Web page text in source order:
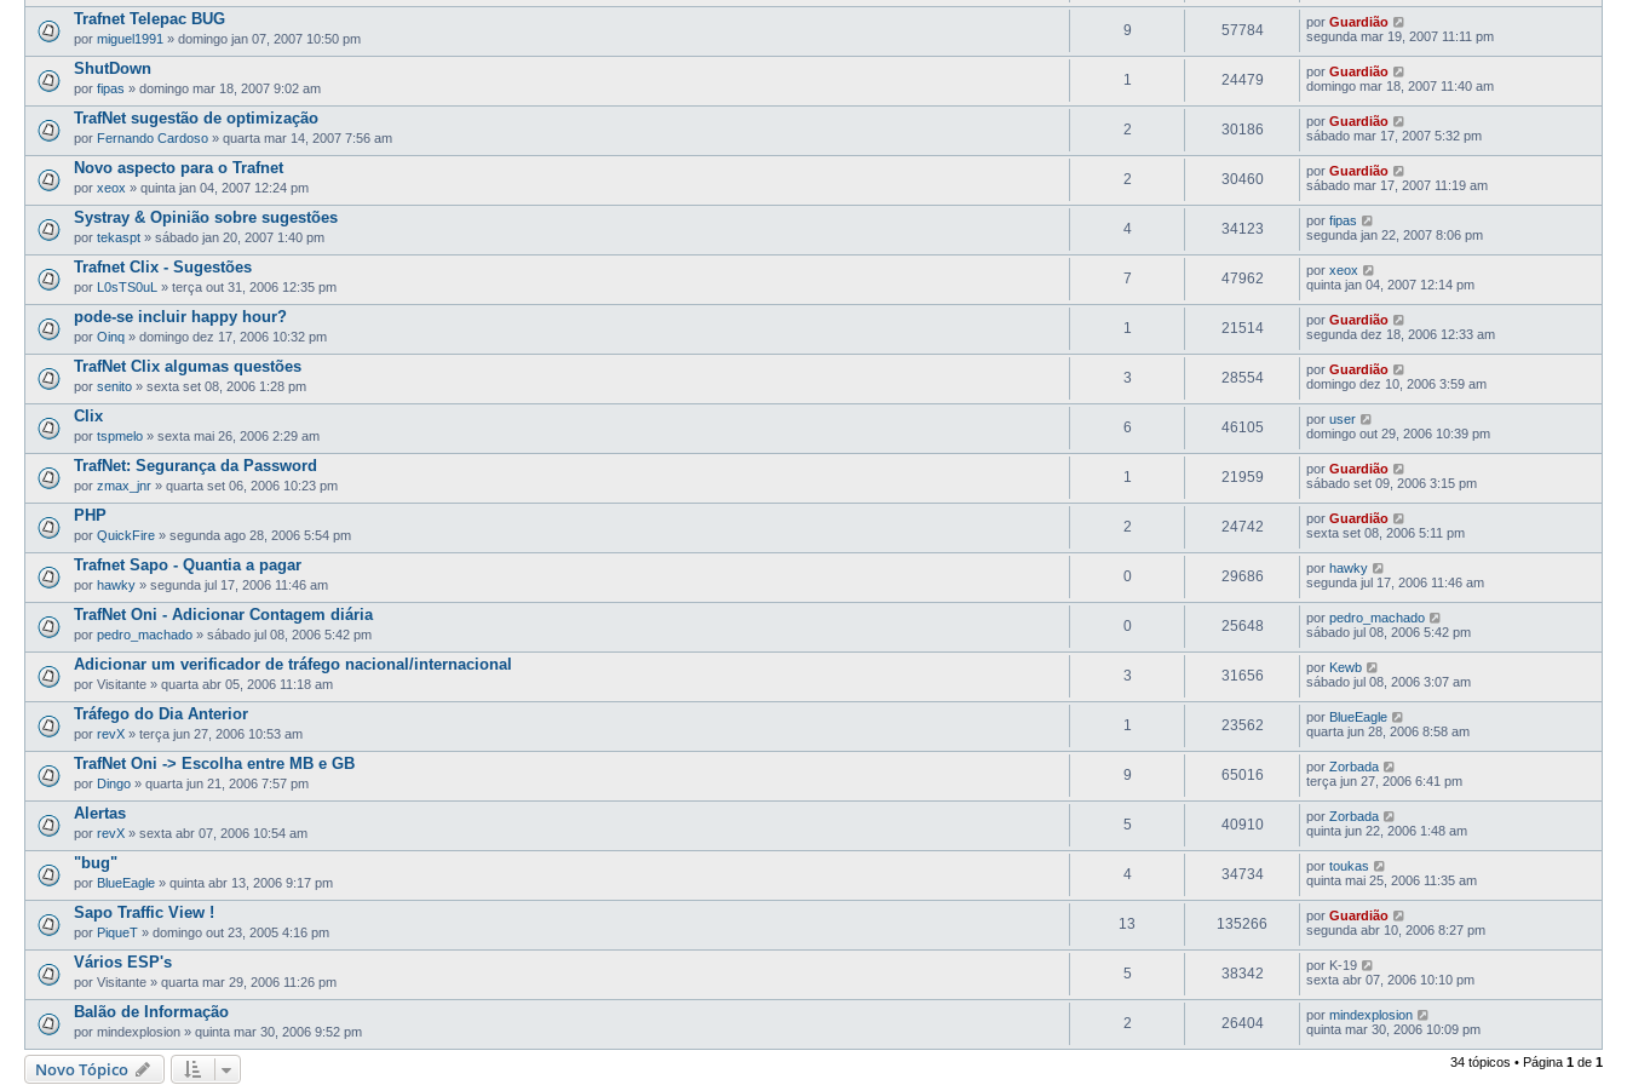
Trafnet Telepac BUG
por miguel1991 » domingo jan 07, 2007 10:50 pm
9 57784 por Guardião
segunda mar 19, 2007 11:11 pm
ShutDown
por fipas » domingo mar 18, 2007 9:02 am
1 24479 por Guardião
domingo mar 18, 2007 11:40 am
TrafNet sugestão de optimização
por Fernando Cardoso » quarta mar 14, 2007 7:56 am
2 30186 por Guardião
sábado mar 17, 2007 5:32 pm
Novo aspecto para o Trafnet
por xeox » quinta jan 04, 2007 12:24 pm
2 30460 por Guardião
sábado mar 17, 2007 11:19 am
Systray & Opinião sobre sugestões
por tekaspt » sábado jan 20, 2007 1:40 pm
4 34123 por fipas
segunda jan 22, 2007 8:06 pm
Trafnet Clix - Sugestões
por L0sTS0uL » terça out 31, 2006 12:35 pm
7 47962 por xeox
quinta jan 04, 2007 12:14 pm
pode-se incluir happy hour?
por Oinq » domingo dez 17, 2006 10:32 pm
1 21514 por Guardião
segunda dez 18, 2006 12:33 am
TrafNet Clix algumas questões
por senito » sexta set 08, 2006 1:28 pm
3 28554 por Guardião
domingo dez 10, 2006 3:59 am
Clix
por tspmelo » sexta mai 26, 2006 2:29 am
6 46105 por user
domingo out 29, 2006 10:39 pm
TrafNet: Segurança da Password
por zmax_jnr » quarta set 06, 2006 10:23 pm
1 21959 por Guardião
sábado set 09, 2006 3:15 pm
PHP
por QuickFire » segunda ago 28, 2006 5:54 pm
2 24742 por Guardião
sexta set 08, 2006 5:11 pm
Trafnet Sapo - Quantia a pagar
por hawky » segunda jul 17, 2006 11:46 am
0 29686 por hawky
segunda jul 17, 2006 11:46 am
TrafNet Oni - Adicionar Contagem diária
por pedro_machado » sábado jul 08, 2006 5:42 pm
0 25648 por pedro_machado
sábado jul 08, 2006 5:42 pm
Adicionar um verificador de tráfego nacional/internacional
por Visitante » quarta abr 05, 2006 11:18 am
3 31656 por Kewb
sábado jul 08, 2006 3:07 am
Tráfego do Dia Anterior
por revX » terça jun 27, 2006 10:53 am
1 23562 por BlueEagle
quarta jun 28, 2006 8:58 am
TrafNet Oni -> Escolha entre MB e GB
por Dingo » quarta jun 21, 2006 7:57 pm
9 65016 por Zorbada
terça jun 27, 2006 6:41 pm
Alertas
por revX » sexta abr 07, 2006 10:54 am
5 40910 por Zorbada
quinta jun 22, 2006 1:48 am
"bug"
por BlueEagle » quinta abr 13, 2006 9:17 pm
4 34734 por toukas
quinta mai 25, 2006 11:35 am
Sapo Traffic View !
por PiqueT » domingo out 23, 2005 4:16 pm
13 135266 por Guardião
segunda abr 10, 2006 8:27 pm
Vários ESP's
por Visitante » quarta mar 29, 2006 11:26 pm
5 38342 por K-19
sexta abr 07, 2006 10:10 pm
Balão de Informação
por mindexplosion » quinta mar 30, 2006 9:52 pm
2 26404 por mindexplosion
quinta mar 30, 2006 10:09 pm
Novo Tópico 34 tópicos • Página 1 de 1